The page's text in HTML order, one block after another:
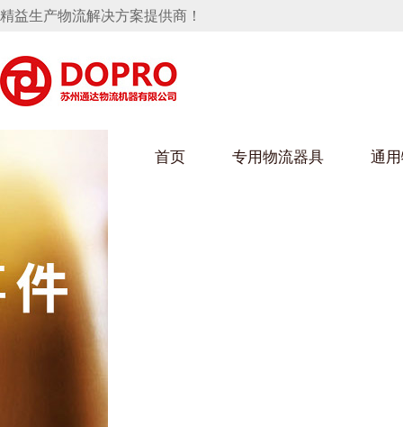
精益生产物流解决方案提供商！
首页 专用物流器具
葫芦娃下载最污架
保险杠料架
消声器料架
通
车
桶水箱支架
行业